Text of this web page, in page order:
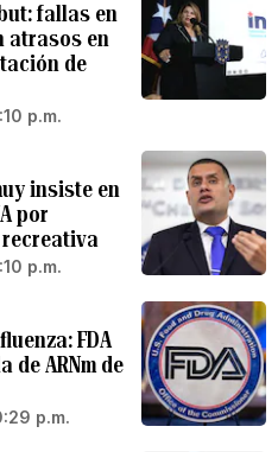
fallas en
atrasos en
de
p.m.
insiste en
por
p.m.
FDA
de ARNm de
p.m.